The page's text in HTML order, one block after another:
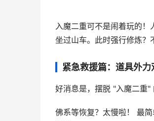
入魔二重可不是闹着玩的
坐过山车。此时强行修炼？
紧急救援篇：道具外力
好消息是，摆脱 "入魔二重"
佛系等恢复？太慢啦！ 最